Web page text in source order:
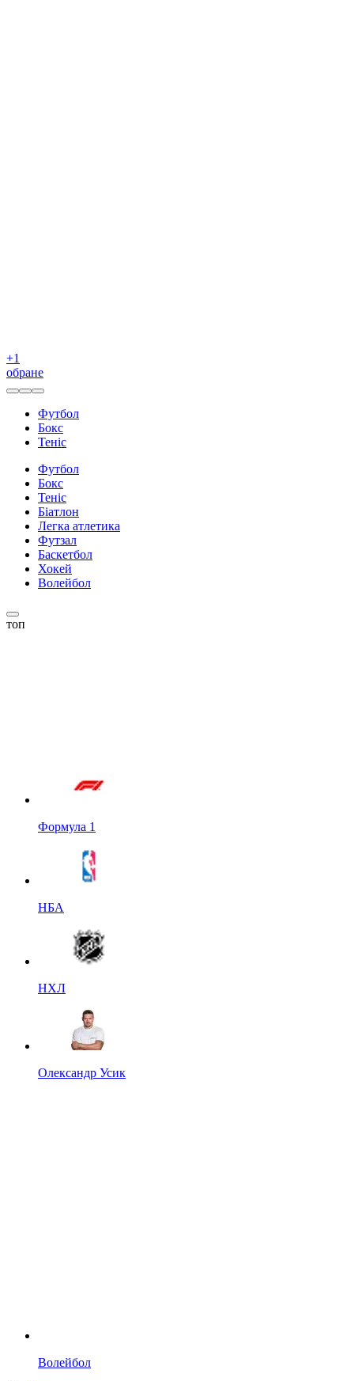
+1
обране
Футбол
Бокс
Теніс
Футбол
Бокс
Теніс
Біатлон
Легка атлетика
Футзал
Баскетбол
Хокей
Волейбол
топ
Формула 1
НБА
НХЛ
Олександр Усик
Волейбол